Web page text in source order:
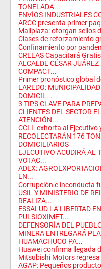
TONELADA...
ENVÍOS INDUSTRIALES
ARCC presenta primer
Mallplaza: otorgan sellos
Clases de reforzamiento
Confinamiento por
CREEAS Capacitará
ALCALDE CÉSAR
COMPACT...
Primer pronóstico global
LAREDO:
DOMICIL...
3 TIPS CLAVE PARA
CLIENTES DEL SECTOR
ATENCIÓN...
CCLL exhorta al Ejecutivo
RECOLECTARÁN 176
DOMICILIARIOS
EJECUTIVO ACUDIRÁ AL
VOTAC...
ADEX:
EN...
Corrupción e inconducta
USIL Y MINISTERIO DE
REALIZA...
ESSALUD LA LIBERTAD
PULSIOXIMET...
DEFENSORÍA DEL
MINERA ENTREGARÁ
HUAMACHUCO PA...
Huawei confirma llegada
Mitsubishi Motors
AGAP: Pequeños